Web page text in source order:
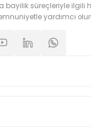
bayilik süreçleriyle ilgili
yardımcı